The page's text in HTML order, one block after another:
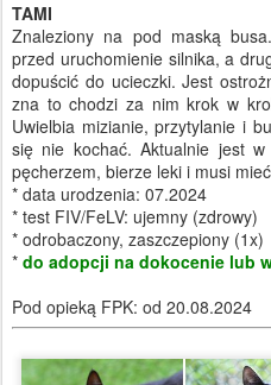
TAMI
Znaleziony na pod maską
przed uruchomienie silnika, a
dopuścić do ucieczki. Jest
zna to chodzi za nim krok w
Uwielbia mizianie, przytylanie i
się nie kochać. Aktualnie jest
pęcherzem, bierze leki i musi
* data urodzenia: 07.2024
* test FIV/FeLV: ujemny (zdrowy)
* odrobaczony, zaszczepiony (1x)
* do adopcji na dokocenie lub
Pod opieką FPK: od 20.08.2024